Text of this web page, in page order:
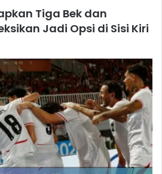
Tiga Bek dan
Jadi Opsi di Sisi Kiri